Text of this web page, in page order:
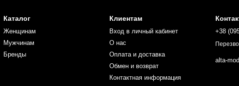
Каталог
Женщинам
Мужчинам
Бренды
Клиентам
Вход в личный кабинет
О нас
Оплата и доставка
Обмен и возврат
Контактная информация
+38
alta-